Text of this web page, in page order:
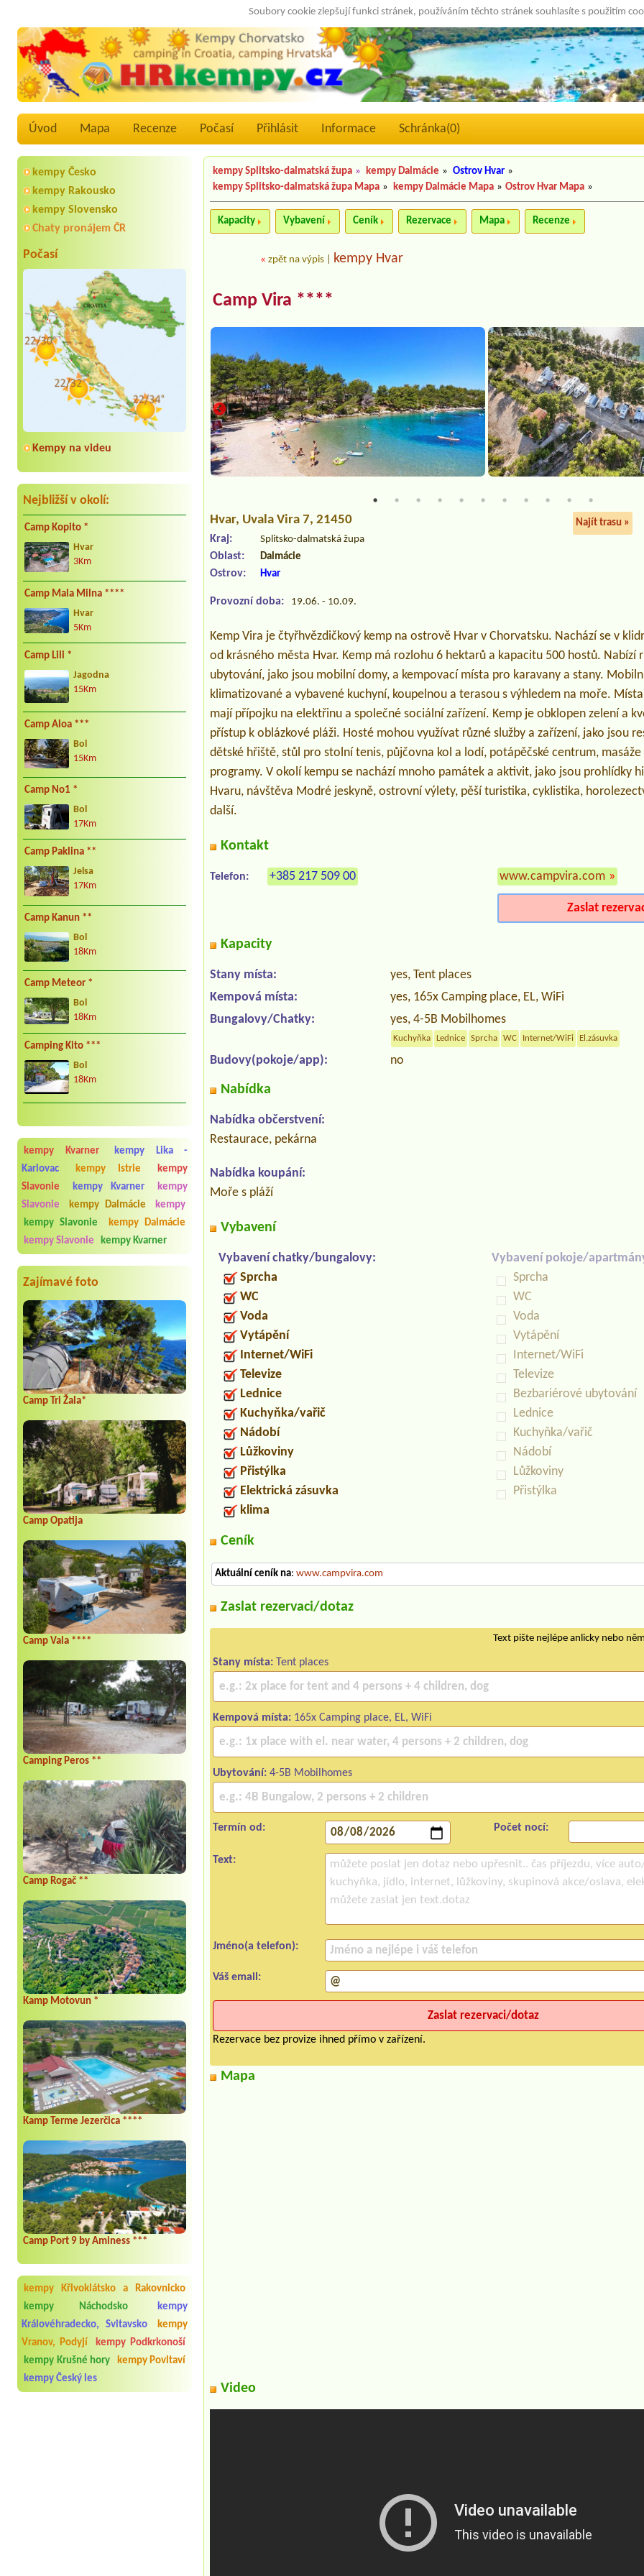
Soubory cookie zlepšují funkci stránek, používáním těchto stránek souhlasíte s použitím
Úvod Mapa Recenze Počasí Přihlásit Informace Schránka(0)
kempy Česko
kempy Rakousko
kempy Slovensko
Chaty pronájem ČR
Počasí
Kempy na videu
Nejbližší v okolí:
Camp Kopito *
Hvar
3Km
Camp Mala Milna ****
Hvar
5Km
Camp Lili *
Jagodna
15Km
Camp Aloa ***
Bol
15Km
Camp No1 *
Bol
17Km
Camp Paklina **
Jelsa
17Km
Camp Kanun **
Bol
18Km
Camp Meteor *
Bol
18Km
Camping Kito ***
Bol
18Km
kempy Kvarner
kempy Lika -
Karlovac
kempy Istrie
kempy
Slavonie
kempy Kvarner
kempy
Slavonie
kempy Dalmácie
kempy
kempy Slavonie
kempy Dalmácie
kempy Slavonie
kempy Kvarner
Zajímavé foto
Camp Tri Žala*
Camp Opatija
Camp Vala ****
Camping Peros **
Camp Rogač **
Kamp Motovun *
Kamp Terme Jezerčica ****
Camp Port 9 by Aminess ***
kempy Křivoklátsko a Rakovnicko
kempy Náchodsko
kempy
Královéhradecko, Svitavsko
kempy
Vranov, Podyjí
kempy Podkrkonoší
kempy Krušné hory
kempy Povltaví
kempy Český les
kempy Splitsko-dalmatská župa » kempy Dalmácie » Ostrov Hvar »
kempy Splitsko-dalmatská župa Mapa » kempy Dalmácie Mapa » Ostrov Hvar Mapa »
Kapacity Vybavení Ceník Rezervace Mapa Recenze
«zpět na výpis kempy Hvar
Camp Vira ****
Hvar, Uvala Vira 7, 21450 Najít trasu »
Kraj: Splitsko-dalmatská župa
Oblast: Dalmácie
Ostrov: Hvar
Provozní doba: 19.06. - 10.09.
Kemp Vira je čtyřhvězdičkový kemp na ostrově Hvar v Chorvatsku. Nachází se v
od krásného města Hvar. Kemp má rozlohu 6 hektarů a kapacitu 500 hostů. Nabízí
ubytování, jako jsou mobilní domy, a kempovací místa pro karavany a stany.
klimatizované a vybavené kuchyní, koupelnou a terasou s výhledem na moře.
mají přípojku na elektřinu a společné sociální zařízení. Kemp je obklopen zelení a
přístup k oblázkové pláži. Hosté mohou využívat různé služby a zařízení, jako jsou
dětské hřiště, stůl pro stolní tenis, půjčovna kol a lodí, potápěčské centrum,
programy. V okolí kempu se nachází mnoho památek a aktivit, jako jsou prohlídky
Hvaru, návštěva Modré jeskyně, ostrovní výlety, pěší turistika, cyklistika,
další.
Kontakt
Telefon: +385 217 509 00 www.campvira.com »
Zaslat
Kapacity
Stany místa:
yes, Tent places
Kempová místa:
yes, 165x Camping place, EL, WiFi
Bungalovy/Chatky:
yes, 4-5B Mobilhomes
Kuchyňka Lednice Sprcha WC Internet/WiFi El.zásuvka
Budovy(pokoje/app): no
Nabídka
Nabídka občerstvení:
Restaurace, pekárna
Nabídka koupání:
Moře s pláží
Vybavení
Vybavení chatky/bungalovy:
Sprcha
WC
Voda
Vytápění
Internet/WiFi
Televize
Lednice
Kuchyňka/vařič
Nádobí
Lůžkoviny
Přistýlka
Elektrická zásuvka
klima
Vybavení pokoje/
Sprcha
WC
Voda
Vytápění
Internet/WiFi
Televize
Bezbariérové ubytování
Lednice
Kuchyňka/vařič
Nádobí
Lůžkoviny
Přistýlka
Ceník
Aktuální ceník na: www.campvira.com
Zaslat rezervaci/dotaz
Text pište nejlépe anlicky nebo
Stany místa: Tent places
Kempová místa: 165x Camping place, EL, WiFi
Ubytování: 4-5B Mobilhomes
Termín od: Počet nocí:
Text:
Jméno(a telefon):
Váš email:
Rezervace bez provize ihned přímo v zařízení.
Mapa
Video